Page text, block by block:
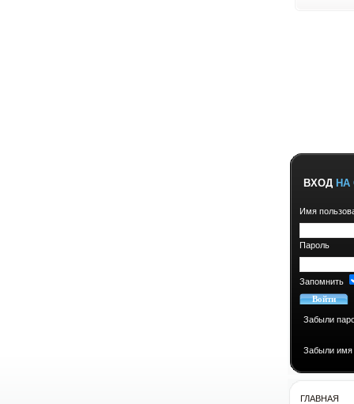
ВХОД НА
Имя
Пароль
Запомнить
Забыли
Забыли имя
ГЛАВНАЯ